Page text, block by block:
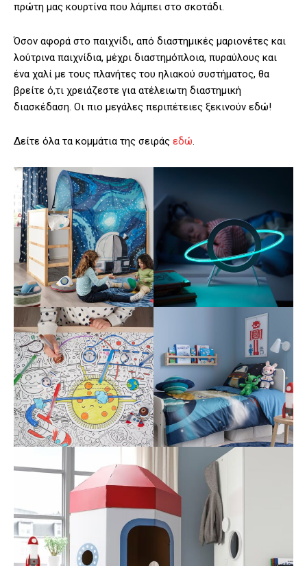
πρώτη μας κουρτίνα που λάμπει στο σκοτάδι.
Όσον αφορά στο παιχνίδι, από διαστημικές μαριονέτες και
λούτρινα παιχνίδια, μέχρι διαστημόπλοια, πυραύλους και
ένα χαλί με τους πλανήτες του ηλιακού συστήματος, θα
βρείτε ό,τι χρειάζεστε για ατέλειωτη διαστημική
διασκέδαση. Οι πιο μεγάλες περιπέτειες ξεκινούν εδώ!
Δείτε όλα τα κομμάτια της σειράς εδώ.